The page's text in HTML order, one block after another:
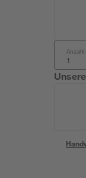
Anzahl: